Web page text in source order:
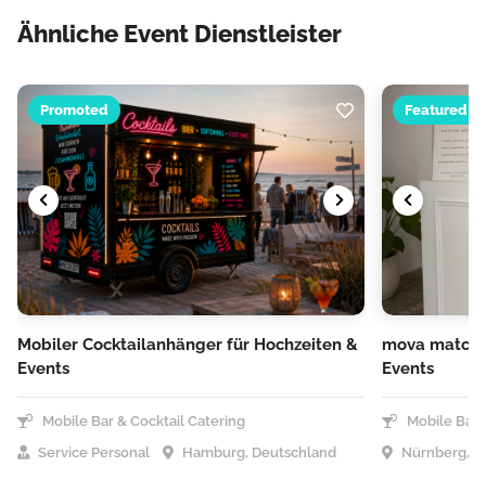
Ähnliche Event Dienstleister
Promoted
Mobiler Cocktailanhänger für Hochzeiten &
Events
Mobile Bar & Cocktail Catering
Service Personal
Hamburg, Deutschland
Featured
mova
Events
Mobile Bar
Nürnberg,